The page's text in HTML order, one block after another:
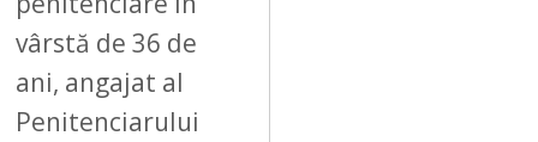
vârstă de 36 de
ani, angajat al
Penitenciarului